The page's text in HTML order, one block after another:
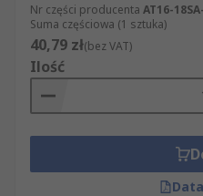
Nr części producenta AT16-
Suma częściowa (1 sztuka)
40,79 zł(bez VAT)
Ilość